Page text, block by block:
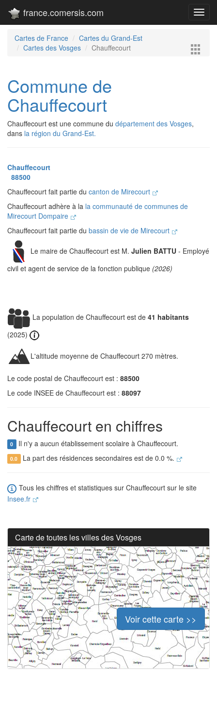
france.comersis.com
Cartes de France
Cartes du Grand-Est
Cartes des Vosges
Chauffecourt
Commune de
Chauffecourt
Chauffecourt est une commune du département des Vosges,
dans la région du Grand-Est.
Chauffecourt
88500
Chauffecourt fait partie du canton de Mirecourt
Chauffecourt adhère à la la communauté de communes de
Mirecourt Dompaire
Chauffecourt fait partie du bassin de vie de Mirecourt
Le maire de Chauffecourt est M. Julien BATTU - Employé
civil et agent de service de la fonction publique (2026)
La population de Chauffecourt est de 41 habitants
(2025)
L'altitude moyenne de Chauffecourt 270 mètres.
Le code postal de Chauffecourt est : 88500
Le code INSEE de Chauffecourt est : 88097
Chauffecourt en chiffres
0 Il n'y a aucun établissement scolaire à Chauffecourt.
0.0 La part des résidences secondaires est de 0.0 %.
Tous les chiffres et statistiques sur Chauffecourt sur le site
Insee.fr
Carte de toutes les villes des Vosges
Voir cette carte >>